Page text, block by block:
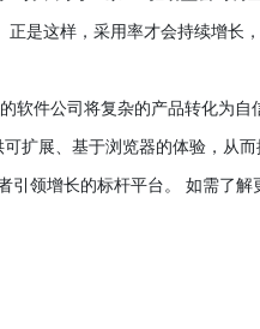
是这样，采用率才会持续增长
软件公司将复杂的产品转化为
扩展、基于浏览器的体验，从
领增长的标杆平台。 如需了解